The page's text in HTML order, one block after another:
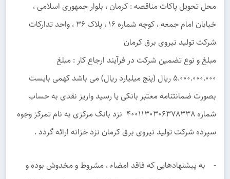
محل تحویل پاکات مناقصه : کرمان ، بلوار جمهوری اسلامی ،
خیابان امام جمعه ، کوچه شماره 16 ، پلاک 36 ، واحد تدارکات
شرکت تولید نیروی برق کرمان
مبلغ و نوع تضمین شرکت در فرآیند ارجاع کار : مبلغ
5.000.000.000 ریال (پنج میلیارد ریال) می باشد کهمی بایست
بصورت ضمانتنامه معتبر بانکی یا رسید واریز نقدی به حساب
شماره 4001130306378338 نزد بانک مرکزی به نام تمرکز وجوه
سپرده شرکت تولید نیروی برق کرمان نزد خزانه ارائه گردد .
- به پیشنهادهایی که فاقد امضاء ، مشروط و مخدوش بوده و